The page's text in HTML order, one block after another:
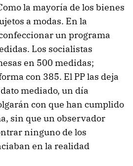
la mayoría de los bienes
a modas. En la
un programa
Los socialistas
en 500 medidas;
con 385. El PP las deja
mediado, un día
con que han cumplido
sin que un observador
ninguno de los
en la realidad